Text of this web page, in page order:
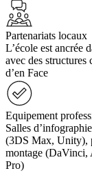
Partenariats locaux
L’école est ancrée
avec des
d’en Face
Equipement
Salles
(3DS Max, Unity),
montage (DaVinci,
Pro)